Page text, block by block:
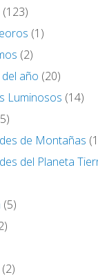
(123)
(1)
(2)
año (20)
Luminosos (14)
de Montañas
del Planeta
(5)
(2)